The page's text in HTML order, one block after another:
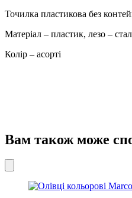
Точилка пластикова без
Матеріал – пластик, лезо –
Колір – асорті
Вам також може